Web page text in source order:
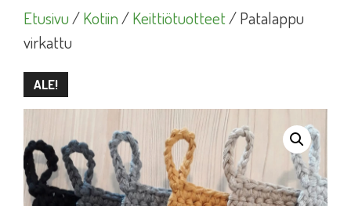
Etusivu/Kotiin/Keittiötuotteet/ Patalappu
virkattu
ALE!